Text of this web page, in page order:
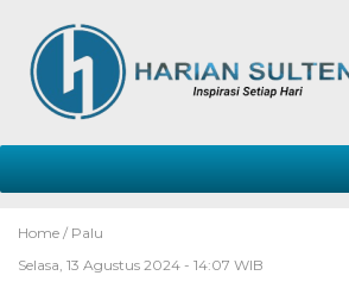
Home / Palu
Selasa, 13 Agustus 2024 - 14:07 WIB